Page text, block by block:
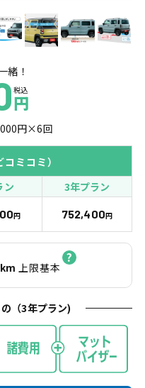
緒！
税込
円
円×6回
ミコミ）
ン 3年プラン
円 752,400円
km 上限基本
（3年プラン)